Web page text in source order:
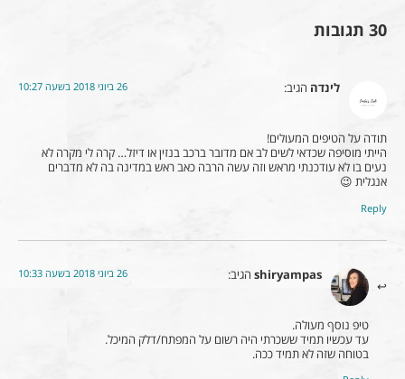
30 תגובות
לינדה הגיב: 26 ביוני 2018 בשעה 10:27
תודה על הטיפים המעולים!
הייתי מוסיפה שכדאי לשים לב אם מדובר ברכב בנזין או דיזל… קרה לי מקרה לא
נעים בו לא עודכנתי מראש וזה עשה הרבה כאב ראש במדינה בה לא מדברים
אנגלית 😉
Reply
shiryampas הגיב: 26 ביוני 2018 בשעה 10:33
טיפ נוסף מעולה.
עד עכשיו תמיד ששכרתי היה רשום על המפתח/דלק המיכל.
בטוחה שזה לא תמיד ככה.